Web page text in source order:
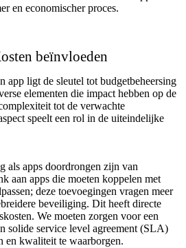
en economischer proces.
beïnvloeden
app ligt de sleutel tot budgetbeheersing
elementen die impact hebben op de
tot de verwachte
speelt een rol in de uiteindelijke
als apps doordrongen zijn van
aan apps die moeten koppelen met
deze toevoegingen vragen meer
beveiliging. Dit heeft directe
We moeten zorgen voor een
solide service level agreement (SLA)
en kwaliteit te waarborgen.